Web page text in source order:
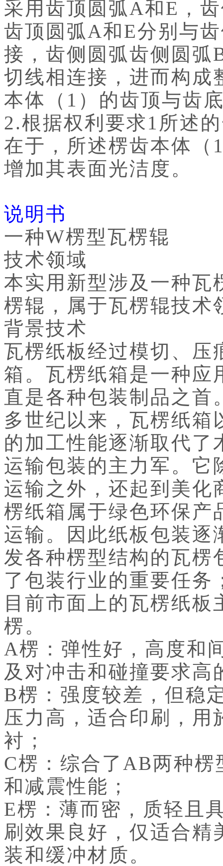
采用齿顶圆弧A和E，
齿顶圆弧A和E分别与
接，齿侧圆弧齿侧圆弧
切线相连接，进而构成
本体（1）的齿顶与齿
2.根据权利要求1所述
在于，所述楞齿本体（
增加其表面光洁度。
说明书
一种W楞型瓦楞辊
技术领域
本实用新型涉及一种瓦
楞辊，属于瓦楞辊技术
背景技术
瓦楞纸板经过模切、压
箱。瓦楞纸箱是一种应
直是各种包装制品之首
多世纪以来，瓦楞纸箱
的加工性能逐渐取代了
运输包装的主力军。它
运输之外，还起到美化
楞纸箱属于绿色环保产
运输。因此纸板包装逐
发各种楞型结构的瓦楞
了包装行业的重要任务
目前市面上的瓦楞纸
楞。
A楞：弹性好，高度和
及对冲击和碰撞要求高
B楞：强度较差，但稳
压力高，适合印刷，用
衬；
C楞：综合了AB两种
和减震性能；
E楞：薄而密，质轻且
刷效果良好，仅适合精
装和缓冲材质。